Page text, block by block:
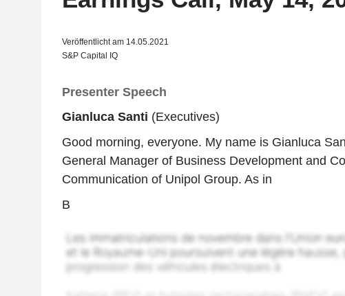
Veröffentlicht am 14.05.2021
S&P Capital IQ
Presenter Speech
Gianluca Santi (Executives)
Good morning, everyone. My name is Gianluca
General Manager of Business Development and
Communication of Unipol Group. As in
B